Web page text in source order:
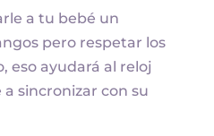
a tu bebé un
pero respetar los
eso ayudará al reloj
sincronizar con su